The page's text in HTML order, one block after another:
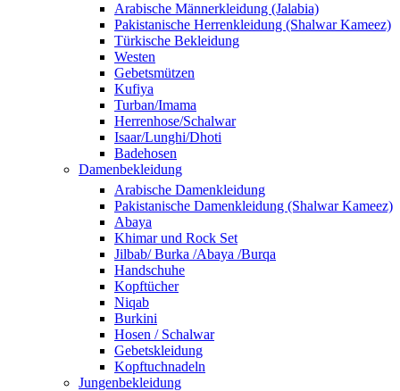
Arabische Männerkleidung (Jalabia)
Pakistanische Herrenkleidung (Shalwar Kameez)
Türkische Bekleidung
Westen
Gebetsmützen
Kufiya
Turban/Imama
Herrenhose/Schalwar
Isaar/Lunghi/Dhoti
Badehosen
Damenbekleidung
Arabische Damenkleidung
Pakistanische Damenkleidung (Shalwar Kameez)
Abaya
Khimar und Rock Set
Jilbab/ Burka /Abaya /Burqa
Handschuhe
Kopftücher
Niqab
Burkini
Hosen / Schalwar
Gebetskleidung
Kopftuchnadeln
Jungenbekleidung